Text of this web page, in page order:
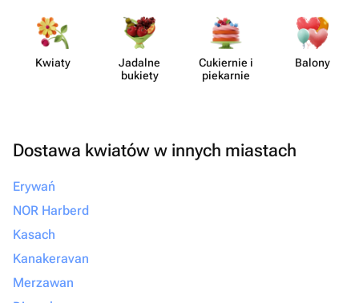
Kwiaty
Jadalne
bukiety
Cukiernie i
piekarnie
Balony
Dostawa kwiatów w innych miastach
Erywań
NOR Harberd
Kasach
Kanakeravan
Merzawan